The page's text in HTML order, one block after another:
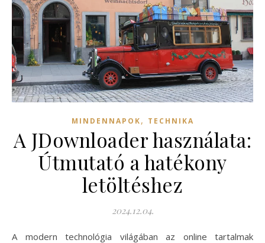
MINDENNAPOK, TECHNIKA
A JDownloader használata:
Útmutató a hatékony
letöltéshez
2024.12.04.
A modern technológia világában az online tartalmak